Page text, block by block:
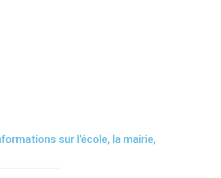
sur l'école, la mairie,